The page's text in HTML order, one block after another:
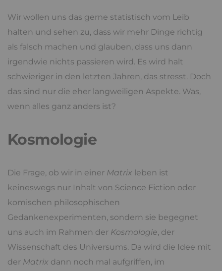
Wir wollen uns das gerne statistisch vom Leib
halten und sehen zu, dass wir mehr Dinge richtig
als falsch machen und glauben, dass uns dann
irgendwie nichts passieren wird. Es wird halt
schwieriger in den letzten Jahren, das stresst. Doch
das sind nur die eher langweiligen Aspekte. Was,
wenn alles ganz anders ist?
Kosmologie
Die Frage, ob wir in einer Matrix leben ist
keineswegs nur Inhalt von Science Fiction oder
komischen philosophischen
Gedankenexperimenten, sondern sie begegnet
uns auch im Rahmen der Kosmologie, der
Wissenschaft des Universums. Da wird die Idee mit
der Matrix dann noch mal aufgriffen, im